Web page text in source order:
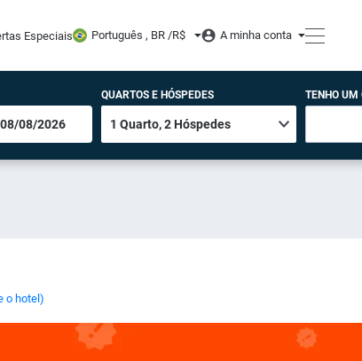
Especiais Português , BR /R$ A minha conta
QUARTOS E HÓSPEDES TENHO UM
o hotel)